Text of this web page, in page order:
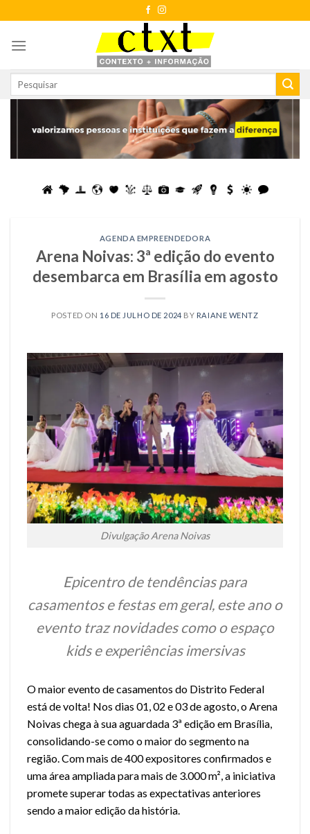
to
content
AGENDA EMPREENDEDORA
Arena Noivas: 3ª edição do evento
desembarca em Brasília em agosto
POSTED ON 16 DE JULHO DE 2024 BY RAIANE WENTZ
Divulgação Arena Noivas
Epicentro de tendências para
casamentos e festas em geral, este ano o
evento traz novidades como o espaço
kids e experiências imersivas
O maior evento de casamentos do Distrito Federal
está de volta! Nos dias 01, 02 e 03 de agosto, o Arena
Noivas chega à sua aguardada 3ª edição em Brasília,
consolidando-se como o maior do segmento na
região. Com mais de 400 expositores confirmados e
uma área ampliada para mais de 3.000 m², a iniciativa
promete superar todas as expectativas anteriores
sendo a maior edição da história.